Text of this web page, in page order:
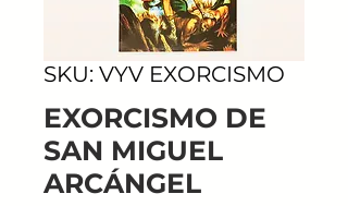
SKU: VYV EXORCISMO
EXORCISMO DE
SAN MIGUEL
ARCÁNGEL